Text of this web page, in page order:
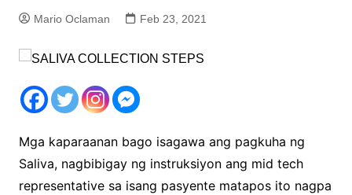
Mario Oclaman Feb 23, 2021
Mga kaparaanan bago isagawa ang pagkuha ng
Saliva, nagbibigay ng instruksiyon ang mid tech
representative sa isang pasyente matapos ito nagpa